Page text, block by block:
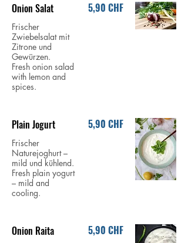
Onion Salat
Frischer
Zwiebelsalat mit
Zitrone und
Gewürzen.
Fresh onion salad
with lemon and
spices.
5,90 CHF
Plain Jogurt
Frischer
Naturejoghurt –
mild und kühlend.
Fresh plain yogurt
– mild and
cooling.
5,90 CHF
Onion Raita 5,90 CHF